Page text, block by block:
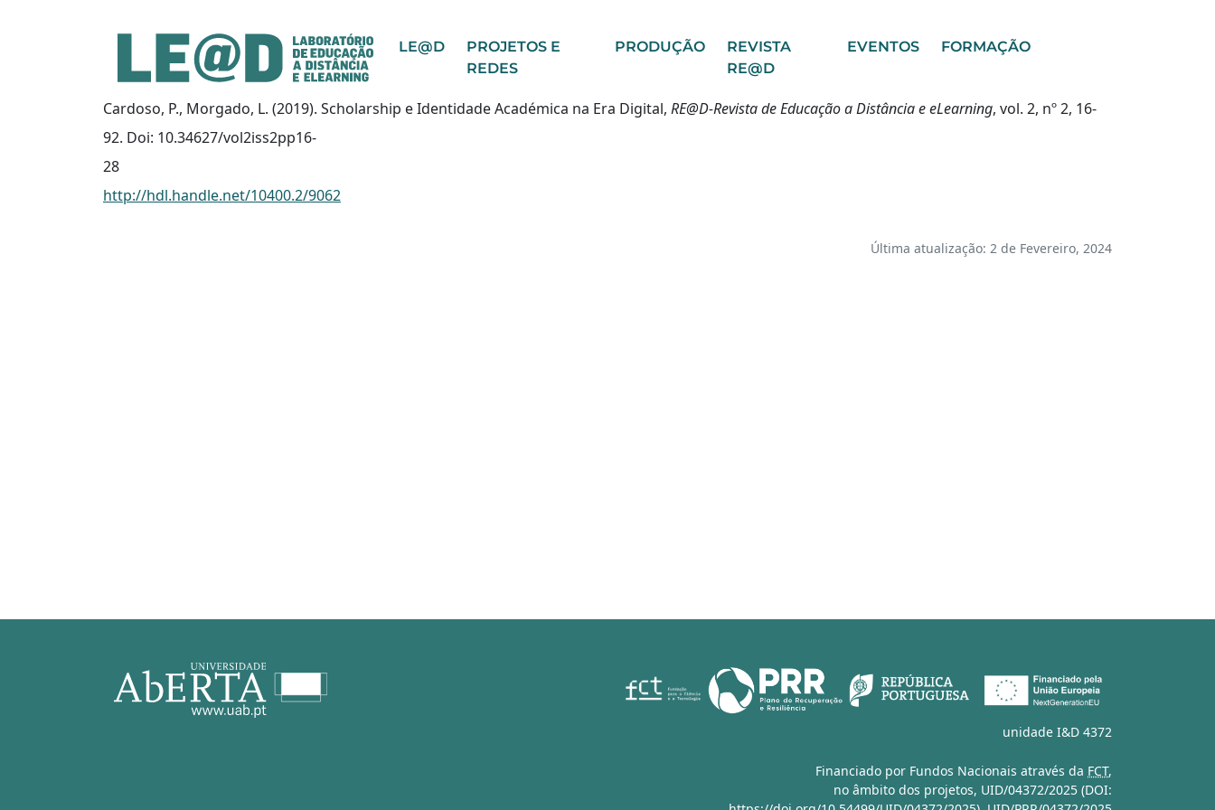
Ir para o conteúdo principal
Informações de acessibilidade LE@D
PROJETOS E
REDES
PRODUÇÃO
REVISTA
RE@D
EVENTOS FORMAÇÃO
Cardoso, P., Morgado, L. (2019). Scholarship e Identidade Académica na Era Digital, RE@D-Revista de Educação a Distância e eLearning, vol. 2, nº 2, 16-
92. Doi: 10.34627/vol2iss2pp16-
28
http://hdl.handle.net/10400.2/9062
Última atualização: 2 de Fevereiro, 2024
unidade I&D 4372
Financiado por Fundos Nacionais através da FCT,
no âmbito dos projetos, UID/04372/2025 (DOI: